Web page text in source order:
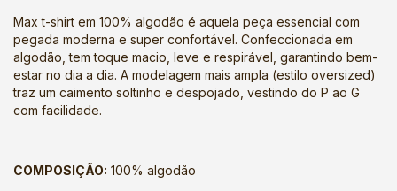
Max t-shirt em 100% algodão é aquela peça essencial com
pegada moderna e super confortável. Confeccionada em
algodão, tem toque macio, leve e respirável, garantindo bem-
estar no dia a dia. A modelagem mais ampla (estilo oversized)
traz um caimento soltinho e despojado, vestindo do P ao G
com facilidade.
COMPOSIÇÃO: 100% algodão